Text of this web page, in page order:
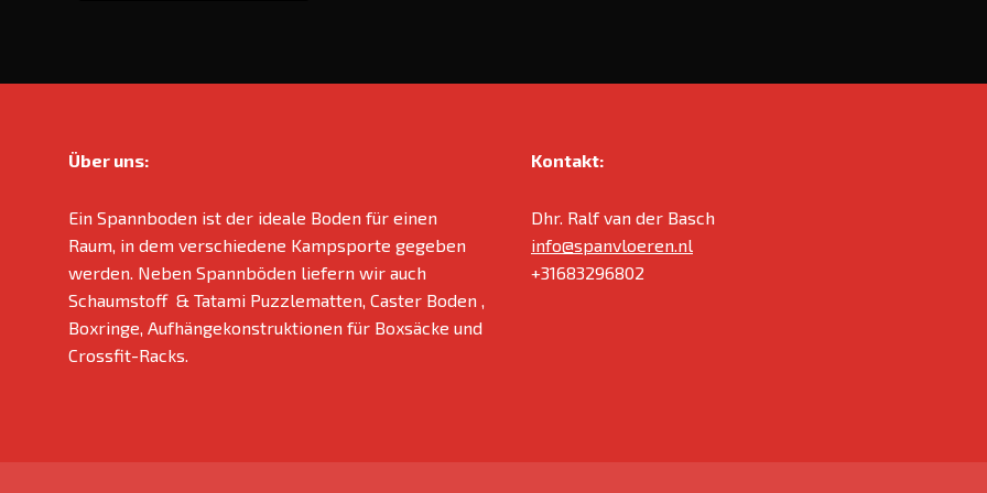
Über uns:
Ein Spannboden ist der ideale Boden für einen
Raum, in dem verschiedene Kampsporte gegeben
werden. Neben Spannböden liefern wir auch
Schaumstoff & Tatami Puzzlematten, Caster Boden ,
Boxringe, Aufhängekonstruktionen für Boxsäcke und
Crossfit-Racks.
Kontakt:
Dhr. Ralf van der Basch
info@spanvloeren.nl
+31683296802